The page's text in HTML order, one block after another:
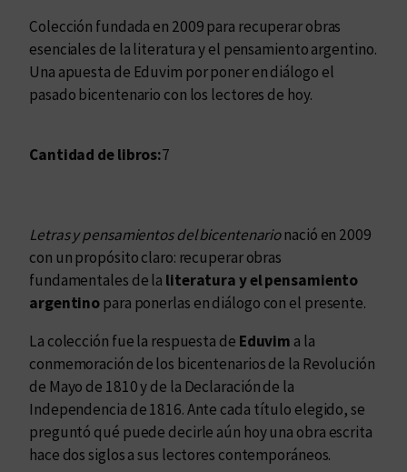
Colección fundada en 2009 para recuperar obras
esenciales de la literatura y el pensamiento argentino.
Una apuesta de Eduvim por poner en diálogo el
pasado bicentenario con los lectores de hoy.
Cantidad de libros:7
Letras y pensamientos del bicentenarionació en 2009
con un propósito claro: recuperar obras
fundamentales de la literatura y el pensamiento
argentino para ponerlas en diálogo con el presente.
La colección fue la respuesta de Eduvim a la
conmemoración de los bicentenarios de la Revolución
de Mayo de 1810 y de la Declaración de la
Independencia de 1816. Ante cada título elegido, se
preguntó qué puede decirle aún hoy una obra escrita
hace dos siglos a sus lectores contemporáneos.